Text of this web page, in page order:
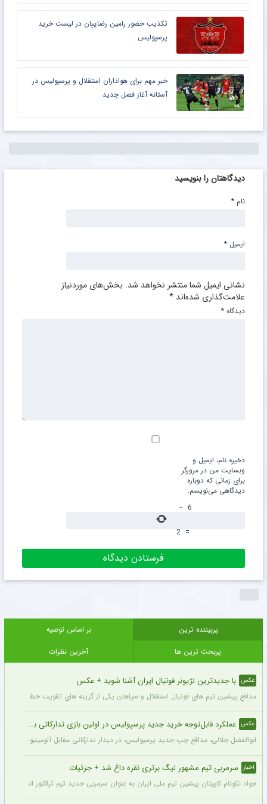
تکذیب حضور رامین رضاییان در لیست خرید
پرسپولیس
خبر مهم برای هواداران استقلال و پرسپولیس در
آستانه آغاز فصل جدید
دیدگاهتان را بنویسید
نشانی ایمیل شما منتشر نخواهد شد. بخش‌های موردنیاز
علامت‌گذاری شده‌اند *
دیدگاه *
نام *
ایمیل *
ذخیره نام، ایمیل و
وبسایت من در مرورگر
برای زمانی که دوباره
دیدگاهی می‌نویسم.
6
−
=
2
پربیننده ترین
بر اساس توصیه
پربحث ترین ها
آخرین نظرات
عکس با جدیدترین لژیونر فوتبال ایران آشنا شوید + عکس
مدافع پیشین تیم های فوتبال استقلال و سپاهان یکی از گزینه های تقویت خط دفاعی
عکس عملکرد قابل‌توجه خرید جدید پرسپولیس در اولین بازی تدارکاتی برای این تیم + عکس
ابوالفضل جلالی، مدافع چپ جدید پرسپولیس، در دیدار تدارکاتی مقابل آلومینیوم
اخبار سرمربی تیم مشهور لیگ برتری نقره داغ شد + جزئیات
جواد نکونام کاپیتان پیشین تیم ملی ایران به عنوان سرمربی جدید تیم تراکتور انتخاب شد.